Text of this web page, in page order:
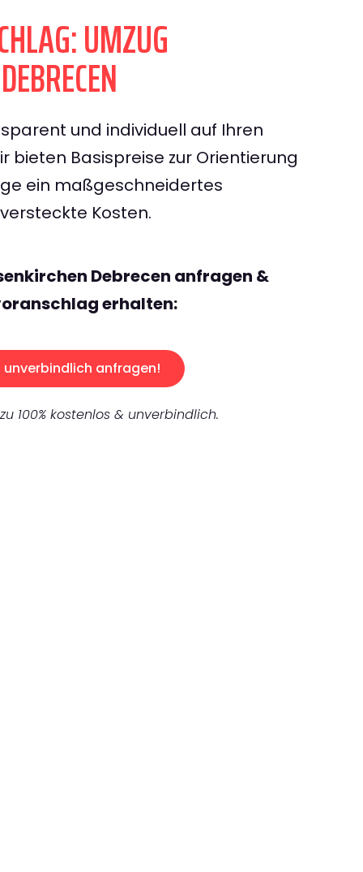
UMZUG
und individuell auf Ihren
bieten Basispreise zur Orientierung
ein maßgeschneidertes
Kosten.
Debrecen anfragen &
erhalten:
unverbindlich anfragen!
100% kostenlos & unverbindlich.